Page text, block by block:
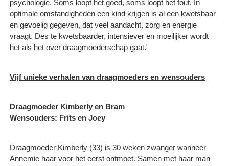
psychologie. Soms loopt het goed, soms loopt het fout. In
optimale omstandigheden een kind krijgen is al een kwetsbaar
en gevoelig gegeven, dat veel aandacht, zorg en energie
vraagt. Des te kwetsbaarder, intensiever en moeilijker wordt
het als het over draagmoederschap gaat.'
Vijf unieke verhalen van draagmoeders en wensouders
Draagmoeder Kimberly en Bram
Wensouders: Frits en Joey
Draagmoeder Kimberly (33) is 30 weken zwanger wanneer
Annemie haar voor het eerst ontmoet. Samen met haar man